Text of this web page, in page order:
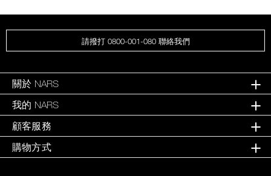
請撥打 0800-001-080 聯絡我們
關於 NARS
我的 NARS
顧客服務
購物方式